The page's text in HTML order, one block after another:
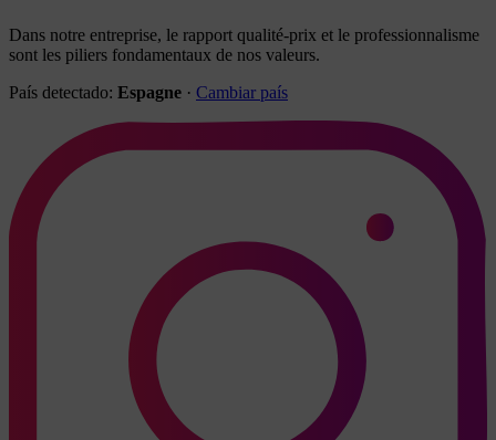
Dans notre entreprise, le rapport qualité-prix et le professionnalisme
sont les piliers fondamentaux de nos valeurs.
País detectado: Espagne · Cambiar país